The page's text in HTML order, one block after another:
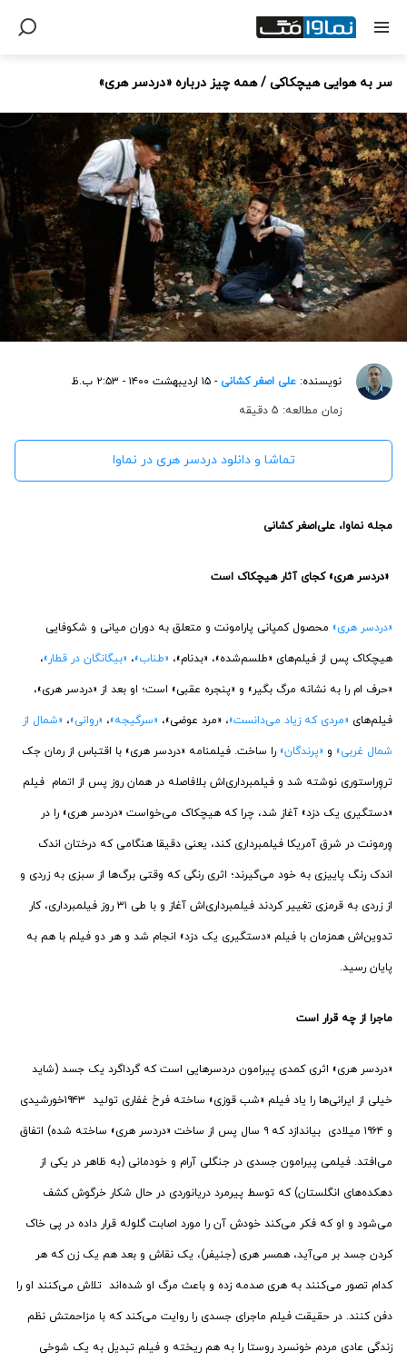
سر به هوایی هیچکاکی / همه چیز درباره «دردسر هری»
نویسنده: علی اصغر کشانی - ۱۵ اردیبهشت ۱۴۰۰ - ۲:۵۳ ب.ظ
زمان مطالعه: 5 دقیقه
تماشا و دانلود دردسر هری در نماوا
مجله نماوا، علی‌اصغر کشانی
«دردسر هری» کجای آثار هیچکاک است
«دردسر هری» محصول کمپانی پارامونت و متعلق به دوران میانی و شکوفایی
هیچکاک پس از فیلم‌های «طلسم‌شده»، «بدنام»، «طناب»، «بیگانگان در قطار»،
«حرف ام را به نشانه مرگ بگیر» و «پنجره عقبی» است؛ او بعد از «دردسر هری»،
فیلم‌های «مردی که زیاد می‌دانست»، «مرد عوضی»، «سرگیجه»، «روانی»، «شمال از
شمال غربی» و «پرندگان» را ساخت. فیلمنامه «دردسر هری» با اقتباس از رمان جک
تروِراستوری نوشته شد و فیلمبرداری‌اش بلافاصله در همان روز پس از اتمام فیلم
«دستگیری یک دزد» آغاز شد، چرا که هیچکاک می‌خواست «دردسر هری» را در
وِرمونت در شرق آمریکا فیلمبرداری کند، یعنی دقیقا هنگامی که درختان اندک‌
اندک رنگ پاییزی به خود می‌گیرند؛ اثری رنگی که وقتی برگ‌ها از سبزی به زردی و
از زردی به قرمزی تغییر کردند فیلمبرداری‌اش آغاز و با طی ۳۱ روز فیلمبرداری، کار
تدوین‌اش همزمان با فیلم «دستگیری یک دزد» انجام شد و هر دو فیلم با هم به
پایان رسید.
ماجرا از چه قرار است
«دردسر هری» اثری کمدی پیرامون دردسرهایی است که گرداگرد یک جسد (شاید
خیلی از ایرانی‌ها را یاد فیلم «شب قوزی» ساخته فرخ غفاری تولید ۱۹۴۳خورشیدی
و ۱۹۶۴ میلادی بیاندازد که ۹ سال پس از ساخت «دردسر هری» ساخته شده) اتفاق
می‌افتد. فیلمی پیرامون جسدی در جنگلی آرام و خودمانی (به ظاهر در یکی از
دهکده‌های انگلستان) که توسط پیرمرد دریانوردی در حال شکار خرگوش کشف
می‌شود و او که فکر می‌کند خودش آن را مورد اصابت گلوله قرار داده در پی خاک
کردن جسد بر می‌آید، همسر هری (جنیفر)، یک نقاش و بعد هم یک زن که هر
کدام تصور می‌کنند به هری صدمه زده و باعث مرگ او شده‌اند تلاش می‌کنند او را
دفن کنند. در حقیقت فیلم ماجرای جسدی را روایت می‌کند که با مزاحمتش نظم
زندگی عادی مردم خونسرد روستا را به هم ریخته و فیلم تبدیل به یک شوخی